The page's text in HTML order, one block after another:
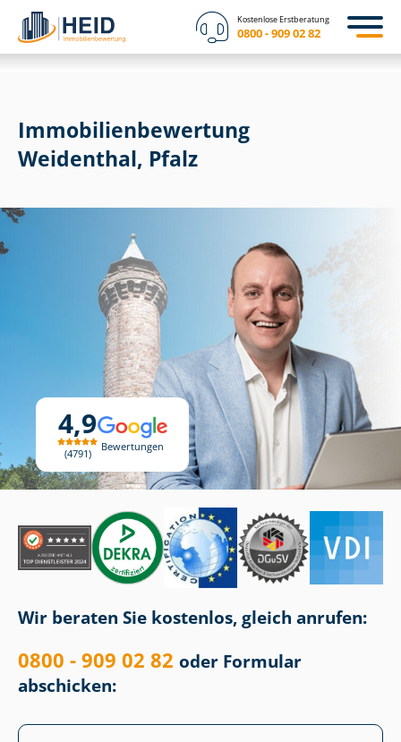
Kostenlose Erstberatung
0800 - 909 02 82
4,9
4791
Bewertungen
Immobilien­bewertung
Weidenthal, Pfalz
Wir beraten Sie kostenlos, gleich anrufen:
0800 - 909 02 82 oder Formular
abschicken: